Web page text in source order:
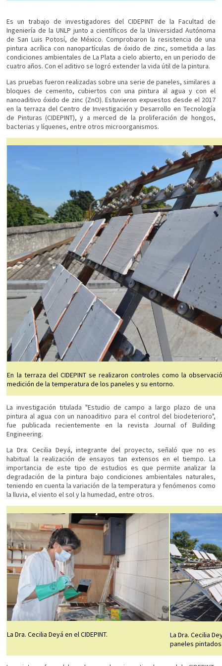
Es un trabajo de investigadores del CIDEPINT de la Facultad de
Ingeniería de la UNLP junto a científicos de la Universidad Autónoma
de San Luis Potosí, de México. Comprobaron la resistencia de una
pintura acrílica con nanopartículas de óxido de zinc, sometida a las
condiciones ambientales de La Plata a cielo abierto, en un periodo de
cuatro años. Con el aditivo se logró extender la vida útil de la pintura.
Las pruebas fueron realizadas sobre una serie de paneles, similares a
bloques de cemento, cubiertos con una pintura al agua y con el
nanoaditivo óxido de zinc (ZnO). Estuvieron expuestos desde el 2017
en la terraza del Centro de Investigación y Desarrollo en Tecnología
de Pinturas (CIDEPINT), y a merced de la proliferación de hongos,
bacterias y líquenes, entre otros microorganismos.
En la terraza del CIDEPINT se realizaron controles como la
medición de la temperatura de los paneles y su entorno.
La investigación titulada "Estudio de campo a largo plazo de una
pintura al agua con un nanoaditivo para el control del biodeterioro",
fue publicada recientemente en la revista Journal of Building
Engineering.
La Dra. Cecilia Deyá, integrante del proyecto, señaló que no es
habitual la realización de ensayos tan extensos en el tiempo. La
importancia de este tipo de estudios es que permite analizar la
degradación de la pintura bajo condiciones ambientales naturales,
teniendo en cuenta la variación de la temperatura y fenómenos como
la lluvia, el viento el sol y la humedad, entre otros.
La Dra. Cecilia Deyá en el CIDEPINT.
La Dra. Cecilia
paneles